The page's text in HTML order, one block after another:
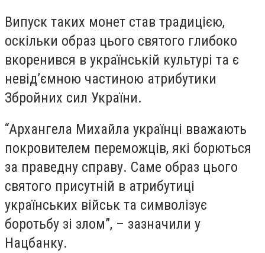
Випуск таких монет став традицією,
оскільки образ цього святого глибоко
вкоренився в українській культурі та є
невід’ємною частиною атрибутики
Збройних сил України.
“Архангела Михайла українці вважають
покровителем переможців, які борються
за праведну справу. Саме образ цього
святого присутній в атрибутиці
українських військ та символізує
боротьбу зі злом”, – зазначили у
Нацбанку.